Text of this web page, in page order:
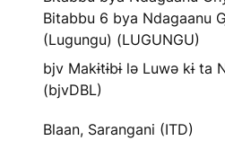
Bitabbu 6 bya Ndagaanu
(Lugungu) (LUGUNGU)
bjv Makɨtɨbɨ lə Luwə kɨ ta
(bjvDBL)
Blaan, Sarangani (ITD)